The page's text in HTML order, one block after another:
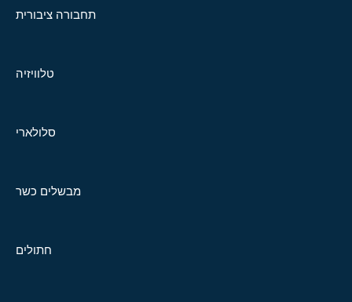
תחבורה ציבורית
טלוויזיה
סלולארי
מבשלים כשר
חתולים